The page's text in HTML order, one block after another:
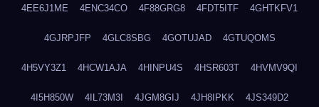
4EE6J1ME 4ENC34CO 4F88GRG8 4FDT5ITF 4GHTKFV1
4GJRPJFP 4GLC8SBG 4GOTUJAD 4GTUQOMS
4H5VY3Z1 4HCW1AJA 4HINPU4S 4HSR603T 4HVMV9QI
4I5H850W 4IL73M3I 4JGM8GIJ 4JH8IPKK 4JS349D2